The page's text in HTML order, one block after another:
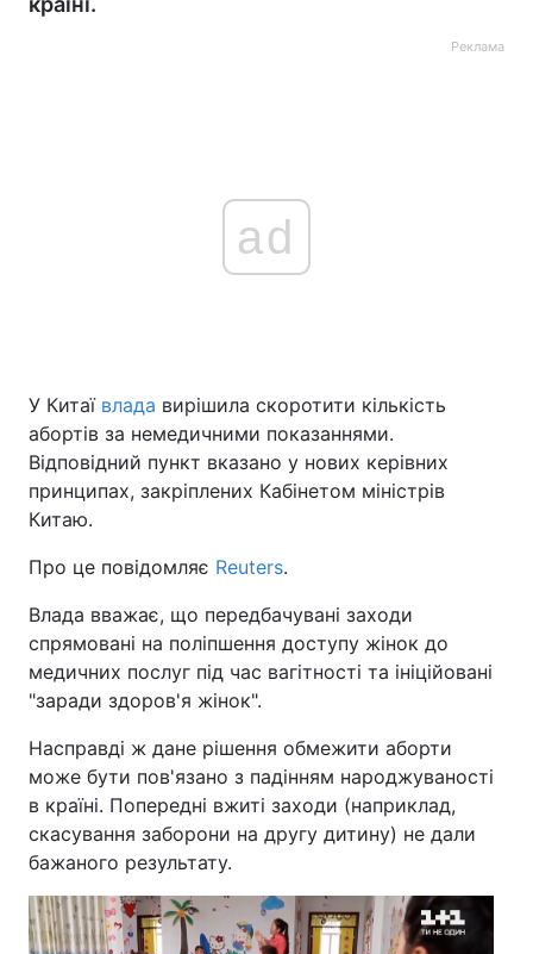
Україна Політика
Економіка Світ
Зброя Інциденти
Здоров'я
Цікавинки Погода
Екологія Регіони
Лонгріди
Відео з Youtube Статті
Реклама
ad
У Китаї влада вирішила скоротити кількість
абортів за немедичними показаннями.
Відповідний пункт вказано у нових керівних
принципах, закріплених Кабінетом міністрів
Китаю.
Про це повідомляє Reuters.
Влада вважає, що передбачувані заходи
спрямовані на поліпшення доступу жінок до
медичних послуг під час вагітності та ініційовані
"заради здоров'я жінок".
Насправді ж дане рішення обмежити аборти
може бути пов'язано з падінням народжуваності
в країні. Попередні вжиті заходи (наприклад,
скасування заборони на другу дитину) не дали
бажаного результату.